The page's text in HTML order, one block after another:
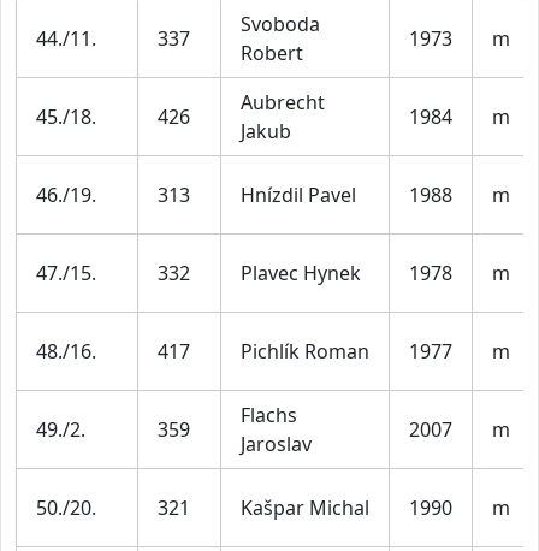
44./11. 337
Svoboda
Robert
1973 m
45./18. 426
Aubrecht
Jakub
1984 m
46./19. 313 Hnízdil Pavel 1988 m
47./15. 332 Plavec Hynek 1978 m
48./16. 417 Pichlík Roman 1977 m
49./2. 359
Flachs
Jaroslav
2007 m
50./20. 321 Kašpar Michal 1990 m